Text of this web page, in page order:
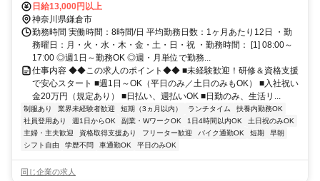
見町（神奈川県）徒歩約25分、ＪＲ横須賀線 鎌倉西口徒歩約27分 (面
接地/藤沢支社)神奈川県藤沢市藤沢９８７－５ ヌマカミビル３Ｆ
日給13,000円以上
神奈川県鎌倉市
勤務時間 実働時間：8時間/日 平均勤務日数：1ヶ月あたり12日 ・勤
務曜日：月・火・水・木・金・土・日・祝 ・勤務時間： [1] 08:00～
17:00 ◎週1日～勤務OK ◎週・月単位で勤務...
仕事内容 ◆◆この求人のポイント◆◆ ■未経験歓迎！研修＆資格支援
で安心スタート ■週1日～OK（平日のみ／土日のみもOK） ■入社祝い
金20万円（規定あり） ■日払い、週払いOK ■日勤のみ、生活リ...
制服あり 業界未経験者歓迎 短期（3ヵ月以内） ランチタイム
扶養内勤務OK
社員登用あり
週1日からOK 副業・WワークOK 1日4時間以内OK
土日祝のみOK
主婦・主夫歓迎
資格取得支援あり フリーター歓迎 バイク通勤OK 短期
早朝
シフト自由
学歴不問 車通勤OK 平日のみOK
同じ企業の求人